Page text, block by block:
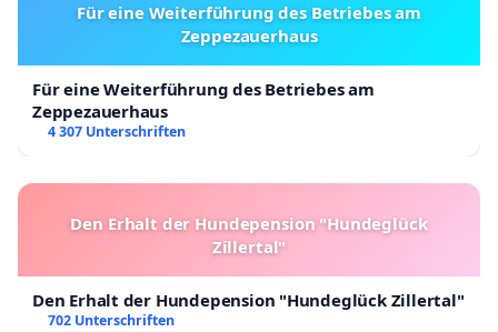
Für eine Weiterführung des Betriebes am
Zeppezauerhaus
Für eine Weiterführung des Betriebes am
Zeppezauerhaus
4 307 Unterschriften
Den Erhalt der Hundepension "Hundeglück
Zillertal"
Den Erhalt der Hundepension "Hundeglück Zillertal"
702 Unterschriften